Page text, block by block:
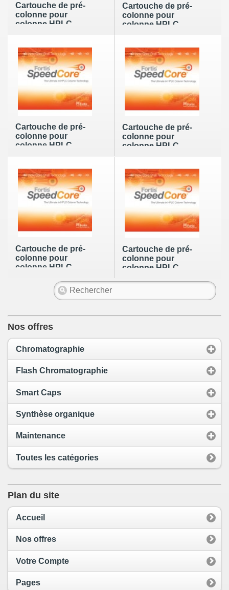
Cartouche de pré-
colonne pour
colonne HPLC
10mm x 2mm .2pk
Cartouche de pré-
colonne pour
colonne HPLC
10mm x 2mm .4pk
Cartouche de pré-
colonne pour
colonne HPLC
10mm x 4mm .2pk
Cartouche de pré-
colonne pour
colonne HPLC
10mm x 4mm .4pk
Cartouche de pré-
colonne pour
colonne HPLC
C18 de 5µm en
10mm x 2mm .2pk
Cartouche de pré-
colonne pour
colonne HPLC
Nos offres
Chromatographie
Flash Chromatographie
Smart Caps
Synthèse organique
Maintenance
Toutes les catégories
Plan du site
Accueil
Nos offres
Votre Compte
Pages